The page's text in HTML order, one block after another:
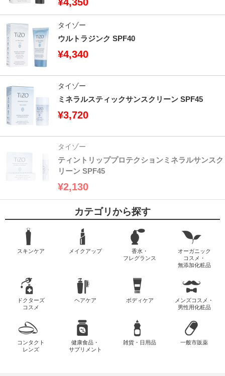
タイゾー
ウルトラジンク SPF40
¥4,340
タイゾー
ミネラルスティックサンスクリーン SPF45
¥3,720
タイゾー
ティントリッププロテクションミネラルサンスク
リーン SPF45
¥2,130
カテゴリから探す
スキンケア メイクアップ
香水・
フレグランス
オーガニック
コスメ・
無添加化粧品
ドクターズ
コスメ
ヘアケア ボディケア
メンズコスメ・
男性用化粧品
コンタクト
レンズ
健康食品・
サプリメント
雑貨・日用品 一般市販薬